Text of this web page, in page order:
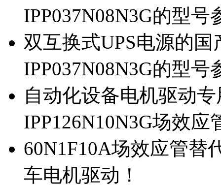
IPP037N08N3G的型号
双互换式UPS电源的
IPP037N08N3G的型号
自动化设备电机驱动
IPP126N10N3G场效应
60N1F10A场效应管替
车电机驱动！